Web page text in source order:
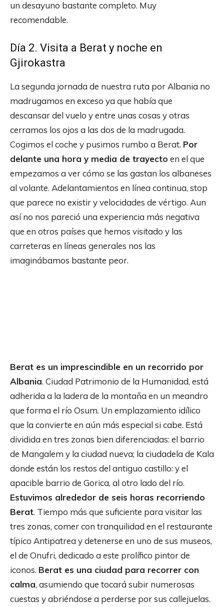
un desayuno bastante completo. Muy
recomendable.
Día 2. Visita a Berat y noche en
Gjirokastra
La segunda jornada de nuestra ruta por Albania no
madrugamos en exceso ya que había que
descansar del vuelo y entre unas cosas y otras
cerramos los ojos a las dos de la madrugada.
Cogimos el coche y pusimos rumbo a Berat. Por
delante una hora y media de trayecto en el que
empezamos a ver cómo se las gastan los albaneses
al volante. Adelantamientos en línea continua, stop
que parece no existir y velocidades de vértigo. Aun
así no nos pareció una experiencia más negativa
que en otros países que hemos visitado y las
carreteras en líneas generales nos las
imaginábamos bastante peor.
Berat es un imprescindible en un recorrido por
Albania. Ciudad Patrimonio de la Humanidad, está
adherida a la ladera de la montaña en un meandro
que forma el río Osum. Un emplazamiento idílico
que la convierte en aún más especial si cabe. Está
dividida en tres zonas bien diferenciadas: el barrio
de Mangalem y la ciudad nueva; la ciudadela de Kala
donde están los restos del antiguo castillo: y el
apacible barrio de Gorica, al otro lado del río.
Estuvimos alrededor de seis horas recorriendo
Berat. Tiempo más que suficiente para visitar las
tres zonas, comer con tranquilidad en el restaurante
típico Antipatrea y detenerse en uno de sus museos,
el de Onufri, dedicado a este prolífico pintor de
iconos. Berat es una ciudad para recorrer con
calma, asumiendo que tocará subir numerosas
cuestas y abriéndose a perderse por sus callejuelas.